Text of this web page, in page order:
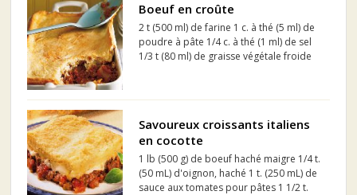
Boeuf en croûte
2 t (500 ml) de farine 1 c. à thé (5 ml) de
poudre à pâte 1/4 c. à thé (1 ml) de sel
1/3 t (80 ml) de graisse végétale froide
Savoureux croissants italiens
en cocotte
1 lb (500 g) de boeuf haché maigre 1/4 t.
(50 mL) d'oignon, haché 1 t. (250 mL) de
sauce aux tomates pour pâtes 1 1/2 t.